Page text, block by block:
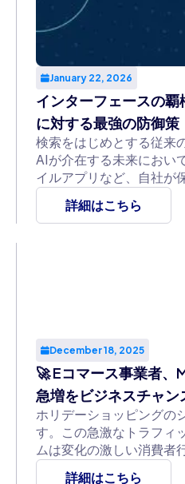
January 22, 2026
インターフェースの
に対する最強の防御策
検索をはじめとする従来
AIが介在する未来におい
イルアプリなど、自社が
優位性の確保において最
詳細はこちら
December 18, 2025
🚀 Eコマース事業者
急増をビジネスチャン
ホリデーショッピングの
す。この急激なトラフィ
ムは変化の激しい消費者
詳細はこちら